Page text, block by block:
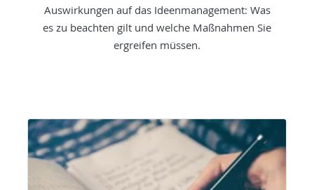
Auswirkungen auf das Ideenmanagement: Was
es zu beachten gilt und welche Maßnahmen Sie
ergreifen müssen.